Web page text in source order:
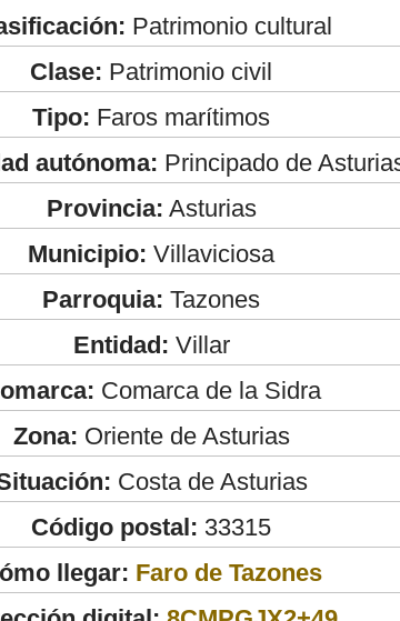
Patrimonio cultural
Clase: Patrimonio civil
Tipo: Faros marítimos
autónoma: Principado de
Provincia: Asturias
Municipio: Villaviciosa
Parroquia: Tazones
Entidad: Villar
Comarca de la Sidra
Zona: Oriente de Asturias
Costa de Asturias
Código postal: 33315
llegar: Faro de Tazones